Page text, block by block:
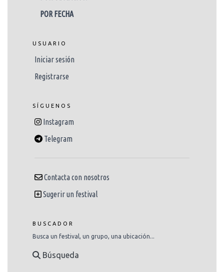
POR FECHA
USUARIO
Iniciar sesión
Registrarse
SÍGUENOS
Instagram
Telegram
Contacta con nosotros
Sugerir un festival
BUSCADOR
Busca un festival, un grupo, una ubicación...
Búsqueda